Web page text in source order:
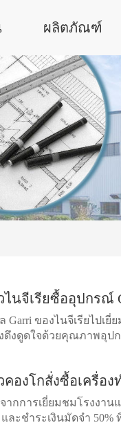
ผลิตภัณฑ์
นจีเรียซื้ออุปกรณ์
Garri ของไนจีเรียไปเ
งดูดใจด้วยคุณภาพอุป
องโกสั่งซื้อเครื่อ
ากการเยี่ยมชมโรงงา
ละชำระเงินมัดจำ